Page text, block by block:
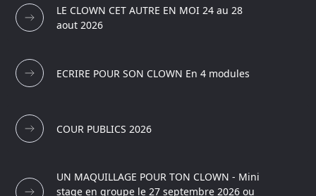
LE CLOWN CET AUTRE EN MOI 24 au 28
aout 2026
ECRIRE POUR SON CLOWN En 4 modules
COUR PUBLICS 2026
UN MAQUILLAGE POUR TON CLOWN - Mini
stage en groupe le 27 septembre 2026 ou